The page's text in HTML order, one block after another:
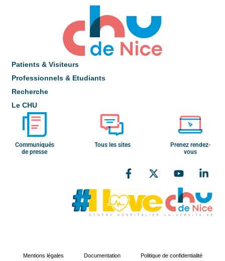
Patients & Visiteurs
Professionnels & Etudiants
Recherche
Le CHU
Communiqués
de presse
Tous les sites
Prenez rendez-
vous
Mentions légales Documentation Politique de confidentialité